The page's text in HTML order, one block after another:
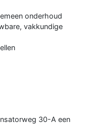
onderhoud
vakkundige
30-A een